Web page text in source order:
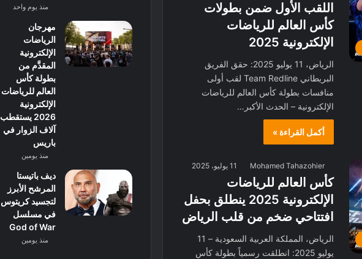
اللقب الأول ضمن بطولات
كأس العالم للرياضات
الإلكترونية 2025
الرياض، 11 يوليو 2025: حقق الفريق
البريطاني Team Redline لقب أولى
منافسات بطولة كأس العالم للرياضات
الإلكترونية – الحدث الأكبر…
أكمل القراءة »
Mohamed Tahazohier 11 يوليو، 2025
كأس العالم للرياضات
الإلكترونية 2025 ينطلق بحفل
افتتاحي ضخم من قلب الرياض
الرياض، المملكة العربية السعودية – 11
يوليو 2025: انطلقت رسمياً بطولة كأس
منذ يوم واحد
مهرجان
الرياضات
الإلكترونية
المقدَّم من
بطولة كأس
العالم للرياضات
الإلكترونية
2026 يستقطب
آلاف الزوار في
باريس
منذ يومين
ديف باتيستا
المرشح الأبرز
لتجسيد كريتوس
في مسلسل
God of War
منذ يومين